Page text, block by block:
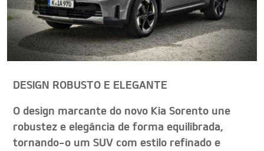
DESIGN ROBUSTO E ELEGANTE
O design marcante do novo Kia Sorento une
robustez e elegância de forma equilibrada,
tornando-o um SUV com estilo refinado e